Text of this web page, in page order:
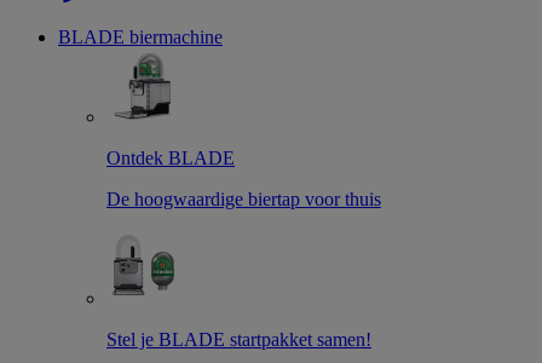
BLADE biermachine
Ontdek BLADE
De hoogwaardige biertap voor thuis
Stel je BLADE startpakket samen!